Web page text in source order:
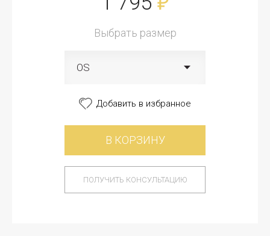
Выбрать размер
OS
Добавить в избранное
В КОРЗИНУ
ПОЛУЧИТЬ КОНСУЛЬТАЦИЮ